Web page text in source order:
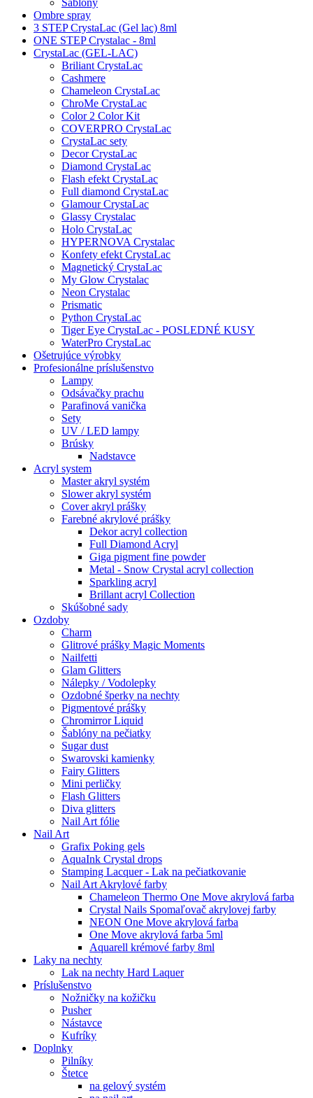
Ombre spray
3 STEP CrystaLac (Gel lac) 8ml
ONE STEP Crystalac - 8ml
CrystaLac (GEL-LAC)
Briliant CrystaLac
Cashmere
Chameleon CrystaLac
ChroMe CrystaLac
Color 2 Color Kit
COVERPRO CrystaLac
CrystaLac sety
Decor CrystaLac
Diamond CrystaLac
Flash efekt CrystaLac
Full diamond CrystaLac
Glamour CrystaLac
Glassy Crystalac
Holo CrystaLac
HYPERNOVA Crystalac
Konfety efekt CrystaLac
Magnetický CrystaLac
My Glow Crystalac
Neon Crystalac
Prismatic
Python CrystaLac
Tiger Eye CrystaLac - POSLEDNÉ KUSY
WaterPro CrystaLac
Ošetrujúce výrobky
Profesionálne príslušenstvo
Lampy
Odsávačky prachu
Parafinová vanička
Sety
UV / LED lampy
Brúsky
Nadstavce
Acryl system
Master akryl systém
Slower akryl systém
Cover akryl prášky
Farebné akrylové prášky
Dekor acryl collection
Full Diamond Acryl
Giga pigment fine powder
Metal - Snow Crystal acryl collection
Sparkling acryl
Brillant acryl Collection
Skúšobné sady
Ozdoby
Charm
Glitrové prášky Magic Moments
Nailfetti
Glam Glitters
Nálepky / Vodolepky
Ozdobné šperky na nechty
Pigmentové prášky
Chromirror Liquid
Šablóny na pečiatky
Sugar dust
Swarovski kamienky
Fairy Glitters
Mini perličky
Flash Glitters
Diva glitters
Nail Art fólie
Nail Art
Grafix Poking gels
AquaInk Crystal drops
Stamping Lacquer - Lak na pečiatkovanie
Nail Art Akrylové farby
Chameleon Thermo One Move akrylová farba
Crystal Nails Spomaľovač akrylovej farby
NEON One Move akrylová farba
One Move akrylová farba 5ml
Aquarell krémové farby 8ml
Laky na nechty
Lak na nechty Hard Laquer
Príslušenstvo
Nožničky na kožičku
Pusher
Nástavce
Kufríky
Doplnky
Pilníky
Štetce
na gelový systém